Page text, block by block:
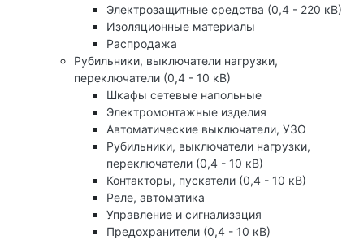
Электрозащитные средства (0,4 - 220 кВ)
Изоляционные материалы
Распродажа
Рубильники, выключатели нагрузки,
переключатели (0,4 - 10 кВ)
Шкафы сетевые напольные
Электромонтажные изделия
Автоматические выключатели, УЗО
Рубильники, выключатели нагрузки,
переключатели (0,4 - 10 кВ)
Контакторы, пускатели (0,4 - 10 кВ)
Реле, автоматика
Управление и сигнализация
Предохранители (0,4 - 10 кВ)